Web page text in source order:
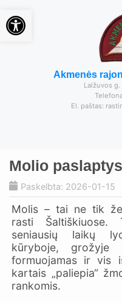
Akmenės
Laižuvos g.
El. paštas:
Molio paslaptys
Paskelbta: 2026-01-15
Molis – tai ne tik
rasti
seniausių laikų
kūryboje, grožyje
formuojamas ir vis
kartais „paliepia“
rankomis.
Open toolbar